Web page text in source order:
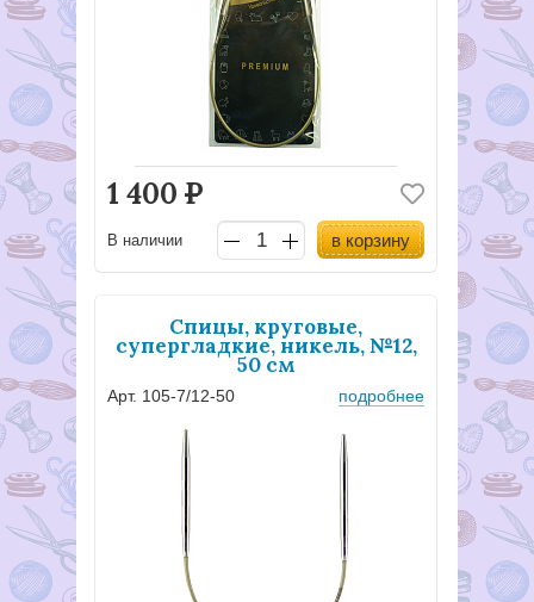
1 400 Р
В наличии в корзину
Спицы, круговые,
супергладкие, никель, №12,
50 см
Арт. 105-7/12-50 подробнее